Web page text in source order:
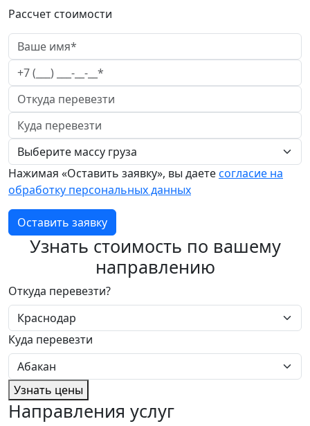
Рассчет стоимости
Нажимая «Оставить заявку», вы даетесогласие на
обработку персональных данных
Оставить заявку
Узнать стоимость по вашему
направлению
Откуда перевезти?
Куда перевезти
Узнать цены
Направления услуг